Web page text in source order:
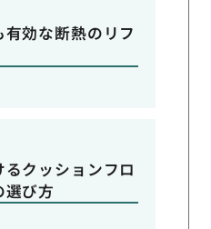
効な断熱のリフ
クッションフロ
選び方